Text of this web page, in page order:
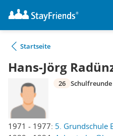
Startseite
Hans-Jörg
1971 - 1977: 5. Grundschule
26 Schulfreunde